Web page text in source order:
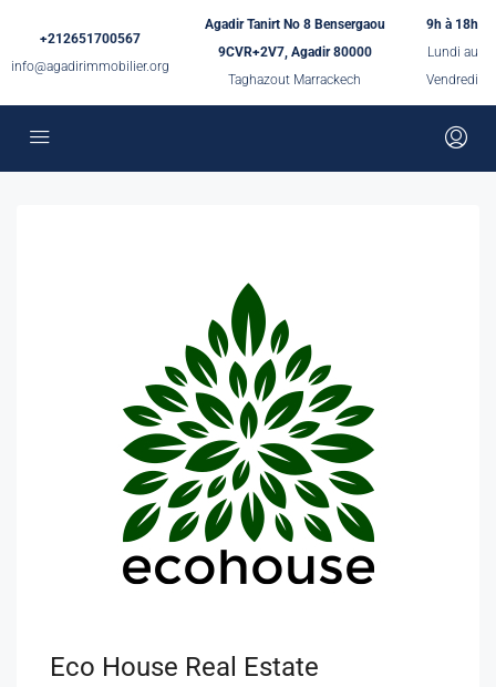
+212651700567
info@agadirimmobilier.org
Agadir Tanirt No 8 Bensergaou
9CVR+2V7, Agadir 80000
Taghazout Marrackech
9h à 18h
Lundi au
Vendredi
Eco House Real Estate